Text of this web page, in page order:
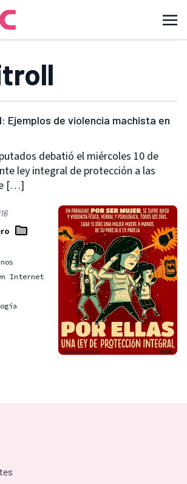
Ejemplos de violencia machista en
debatió el miércoles 10 de
ley integral de protección a las
[…]
Internet